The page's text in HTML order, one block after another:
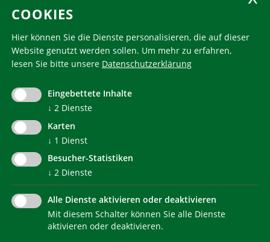
KlimaHaus ist eine eingetragene Marke. Die Nutzung muss
communication@klimahausagentur.it
© 2022 Agentur für Energie Südtirol - KlimaHaus
NEWSLETTER
COOKIES
Hier können Sie die Dienste personalisieren, die auf dieser
Website genutzt werden sollen. Um mehr zu erfahren,
lesen Sie bitte unsere Datenschutzerklärung
Eingebettete Inhalte
↓ 2 Dienste
Karten
↓ 1 Dienst
Besucher-Statistiken
↓ 2 Dienste
Alle Dienste aktivieren oder deaktivieren
Mit diesem Schalter können Sie alle Dienste
aktivieren oder deaktivieren.